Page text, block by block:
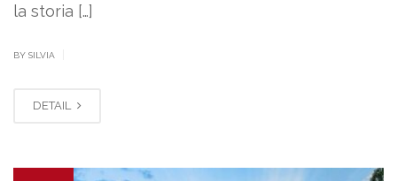
la storia […]
BY SILVIA
DETAIL